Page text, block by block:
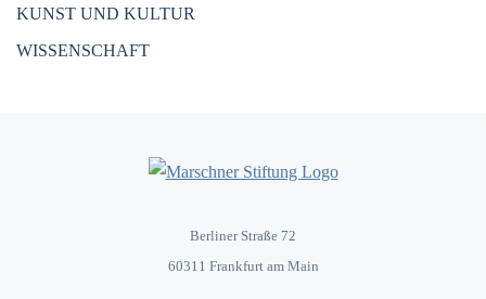
KUNST UND KULTUR
WISSENSCHAFT
Berliner Straße 72
60311 Frankfurt am Main